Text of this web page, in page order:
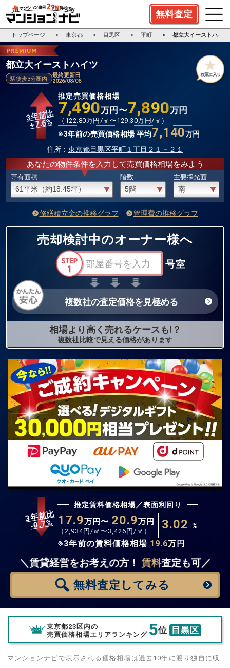
無料査定
トップページ 東京都 目黒区 平町 都立大イーストハイツ
都立大イーストハイツ
駅徒歩3分圏内
最終更新日
2026/08/06
3年前比
+7.6%
推定売買価格相場
7,490万円〜7,890万円
（ 122.80万円/㎡〜129.30万円/㎡）
※3年前の売買価格相場 平均7,140万円
住所： 東京都目黒区平町１丁目２１－２１
あなたの物件条件を入力して売買価格相場をみよう
専有面積 階数 主要採光面
修繕積立金の推移グラフ 管理費の推移グラフ
売却検討中のオーナー様へ
号室
複数社の査定価格を見極める
相場より高く売れるケースも!？
複数社比較で見える価格があります
3年前比
-0.7%
推定賃料価格相場／表面利回り
17.9万円〜 20.9万円
（ 2,934円/㎡〜 3,426 円/㎡） 3.02 %
※3年前の賃料価格相場 19.6万円
＼賃貸経営をお考えの方！賃料査定も可／
無料査定 してみる
無料査定スタート！
東京都23区内の
売買価格相場エリアランキング 5位 目黒区
マンションナビで表示される価格相場は過去10年に渡り独自に収